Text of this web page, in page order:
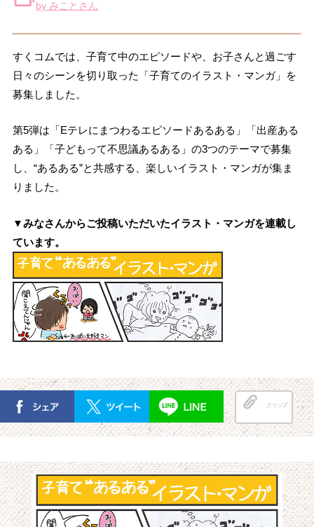
by みことさん
すくコムでは、子育て中のエピソードや、お子さんと過ごす
日々のシーンを切り取った「子育てのイラスト・マンガ」を
募集しました。
第5弾は「Eテレにまつわるエピソードあるある」「出産ある
ある」「子どもって不思議あるある」の3つのテーマで募集
し、“あるある”と共感する、楽しいイラスト・マンガが集ま
りました。
▼みなさんからご投稿いただいたイラスト・マンガを連載し
ています。
クリップ